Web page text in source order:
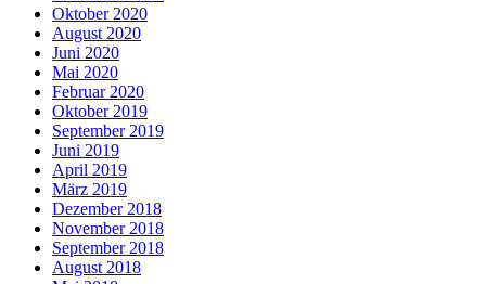
Oktober 2020
August 2020
Juni 2020
Mai 2020
Februar 2020
Oktober 2019
September 2019
Juni 2019
April 2019
März 2019
Dezember 2018
November 2018
September 2018
August 2018